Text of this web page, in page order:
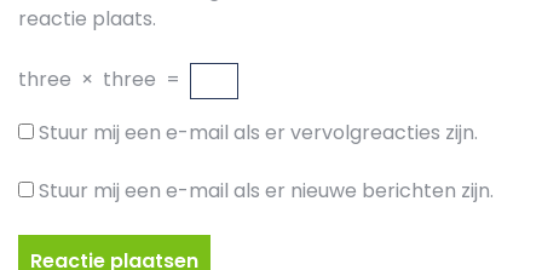
reactie plaats.
three × three =
Stuur mij een e-mail als er vervolgreacties zijn.
Stuur mij een e-mail als er nieuwe berichten zijn.